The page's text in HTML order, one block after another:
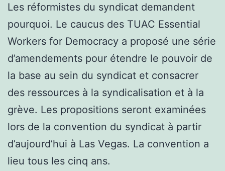
Les réformistes du syndicat demandent
pourquoi. Le caucus des TUAC Essential
Workers for Democracy a proposé une série
d’amendements pour étendre le pouvoir de
la base au sein du syndicat et consacrer
des ressources à la syndicalisation et à la
grève. Les propositions seront examinées
lors de la convention du syndicat à partir
d’aujourd’hui à Las Vegas. La convention a
lieu tous les cinq ans.